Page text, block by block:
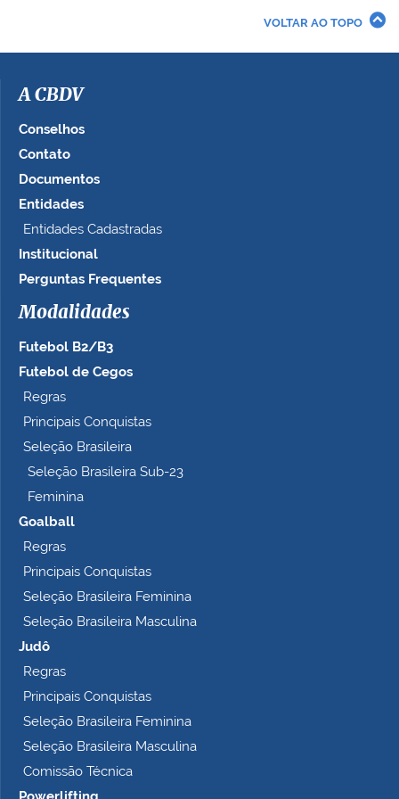
i
a
e
o
t
a
n
o
o
m
e
t
VOLTAR AO TOPO
A CBDV
Conselhos
Contato
Documentos
Entidades
Entidades Cadastradas
Institucional
Perguntas Frequentes
Modalidades
Futebol B2/B3
Futebol de Cegos
Regras
Principais Conquistas
Seleção Brasileira
Seleção Brasileira Sub-23
Feminina
Goalball
Regras
Principais Conquistas
Seleção Brasileira Feminina
Seleção Brasileira Masculina
Judô
Regras
Principais Conquistas
Seleção Brasileira Feminina
Seleção Brasileira Masculina
Comissão Técnica